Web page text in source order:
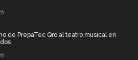
de PrepaTec Qro al teatro musical en